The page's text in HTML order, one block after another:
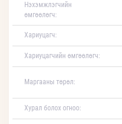
Нэхэмжлэгчийн
өмгөөлөгч:
Хариуцагч:
Хариуцагчийн өмгөөлөгч:
Маргааны төрөл:
Хурал болох огноо: